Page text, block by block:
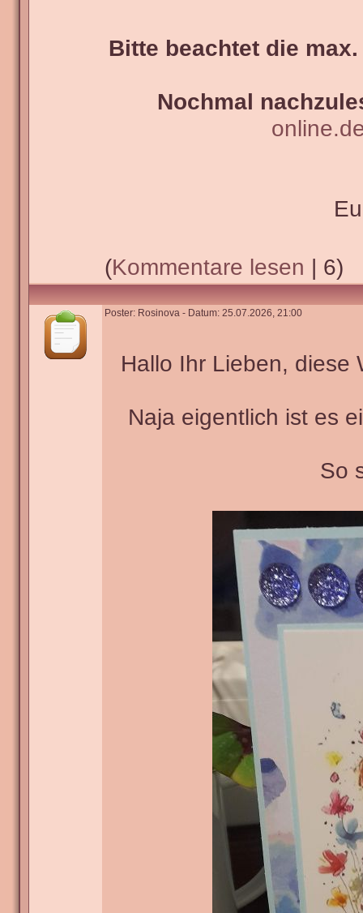
Bitte beachtet die
Nochmal
(Kommentare lesen | 6)
Poster: Rosinova - Datum: 25.07.2026, 21:00
Hallo Ihr Lieben, diese
Naja eigentlich ist es
So